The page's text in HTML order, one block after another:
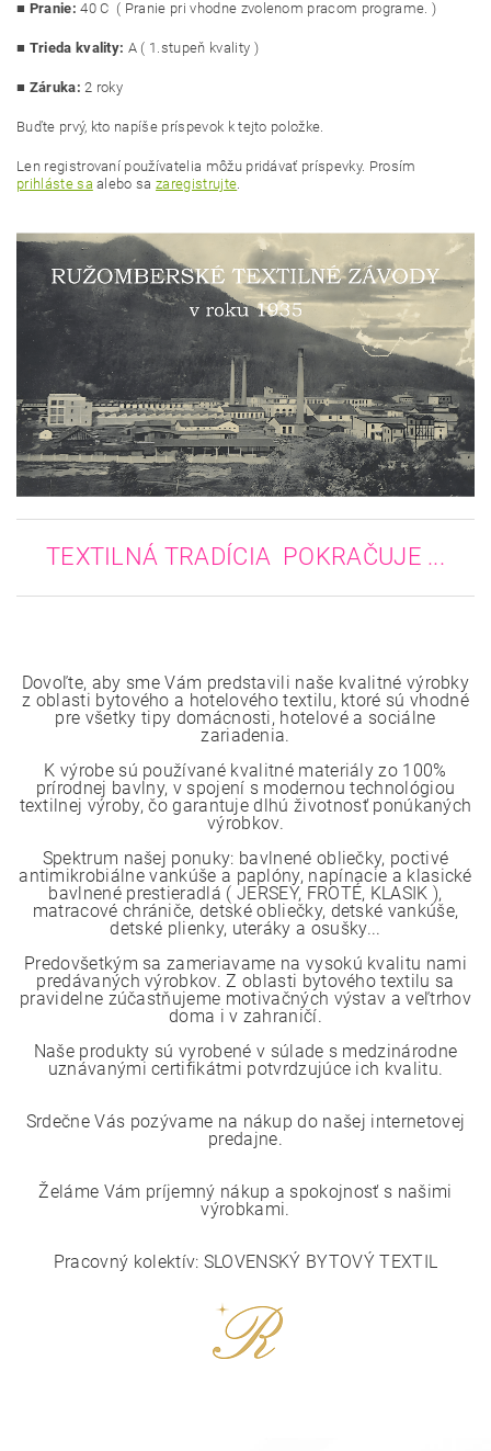
■ Pranie: 40 C ( Pranie pri vhodne zvolenom pracom programe. )
■ Trieda kvality: A ( 1.stupeň kvality )
■ Záruka: 2 roky
Buďte prvý, kto napíše príspevok k tejto položke.
Len registrovaní používatelia môžu pridávať príspevky. Prosím
prihláste sa alebo sazaregistrujte.
TEXTILNÁ TRADÍCIA POKRAČUJE ...
Dovoľte, aby sme Vám predstavili naše kvalitné výrobky
z oblasti bytového a hotelového textilu, ktoré sú vhodné
pre všetky tipy domácnosti, hotelové a sociálne
zariadenia.
K výrobe sú používané kvalitné materiály zo 100%
prírodnej bavlny, v spojení s modernou technológiou
textilnej výroby, čo garantuje dlhú životnosť ponúkaných
výrobkov.
Spektrum našej ponuky: bavlnené obliečky, poctivé
antimikrobiálne vankúše a paplóny, napínacie a klasické
bavlnené prestieradlá ( JERSEY, FROTÉ, KLASIK ),
matracové chrániče, detské obliečky, detské vankúše,
detské plienky, uteráky a osušky...
Predovšetkým sa zameriavame na vysokú kvalitu nami
predávaných výrobkov. Z oblasti bytového textilu sa
pravidelne zúčastňujeme motivačných výstav a veľtrhov
doma i v zahraničí.
Naše produkty sú vyrobené v súlade s medzinárodne
uznávanými certifikátmi potvrdzujúce ich kvalitu.
Srdečne Vás pozývame na nákup do našej internetovej
predajne.
Želáme Vám príjemný nákup a spokojnosť s našimi
výrobkami.
Pracovný kolektív: SLOVENSKÝ BYTOVÝ TEXTIL